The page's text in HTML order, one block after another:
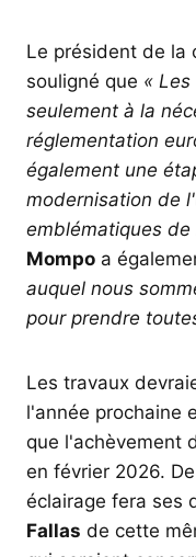
Le président de la
souligné que «
seulement à la
réglementation
également une
modernisation de
emblématiques de
Mompo a
auquel nous
pour prendre
Les travaux
l'année prochaine
que l'achèvement
en février 2026.
éclairage fera ses
Fallas de cette